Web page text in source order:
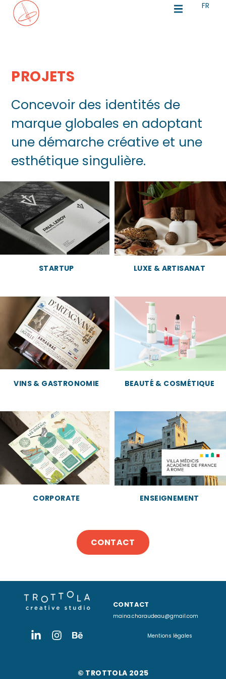
FR
EN
PROJETS
Concevoir des identités de
marque globales en adoptant
une démarche créative et une
esthétique singulière.
STARTUP LUXE & ARTISANAT
VINS & GASTRONOMIE BEAUTÉ & COSMÉTIQUE
CORPORATE ENSEIGNEMENT
CONTACT
CONTACT
maina.charaudeau@gmail.com
Mentions légales
© TROTTOLA 2025